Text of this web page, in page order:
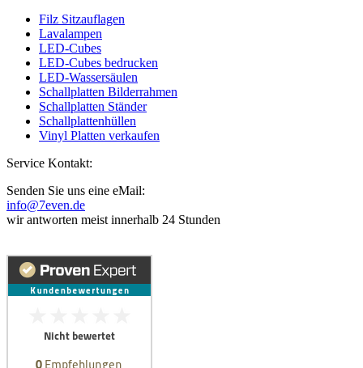
Filz Sitzauflagen
Lavalampen
LED-Cubes
LED-Cubes bedrucken
LED-Wassersäulen
Schallplatten Bilderrahmen
Schallplatten Ständer
Schallplattenhüllen
Vinyl Platten verkaufen
Service Kontakt:
Senden Sie uns eine eMail:
info@7even.de
wir antworten meist innerhalb 24 Stunden